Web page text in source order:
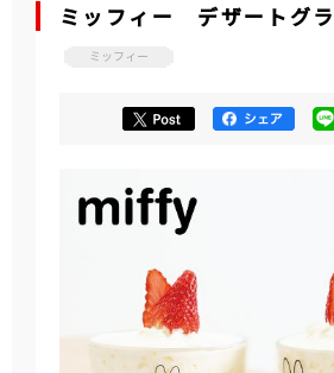
ミッフィー デザートグ
ミッフィー